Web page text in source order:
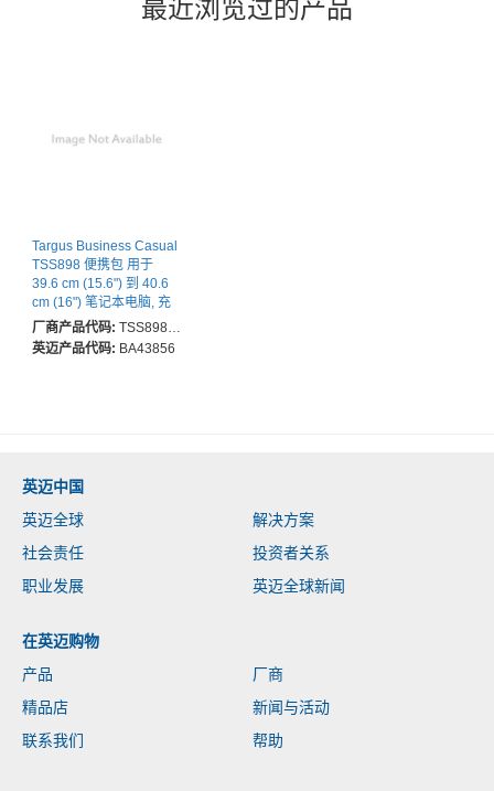
最近浏览过的产品
Targus Business Casual
TSS898 便携包 用于
39.6 cm (15.6") 到 40.6
cm (16") 笔记本电脑, 充
电器, 智能电话, 附件, 文
件 - 黑 - 涤纶 Body - 肩带,
推车带, 手柄 - 280 毫米
厂商产品代码: TSS898-72
英迈产品代码: BA43856
英迈中国
英迈全球
解决方案
社会责任
投资者关系
职业发展
英迈全球新闻
在英迈购物
产品
厂商
精品店
新闻与活动
联系我们
帮助